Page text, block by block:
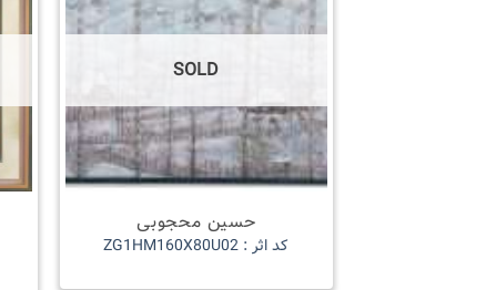
SOLD
حسین محجوبی
کد اثر : ZG1HM160X80U02